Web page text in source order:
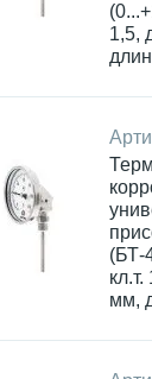
1,5,
(БТ-
мм,